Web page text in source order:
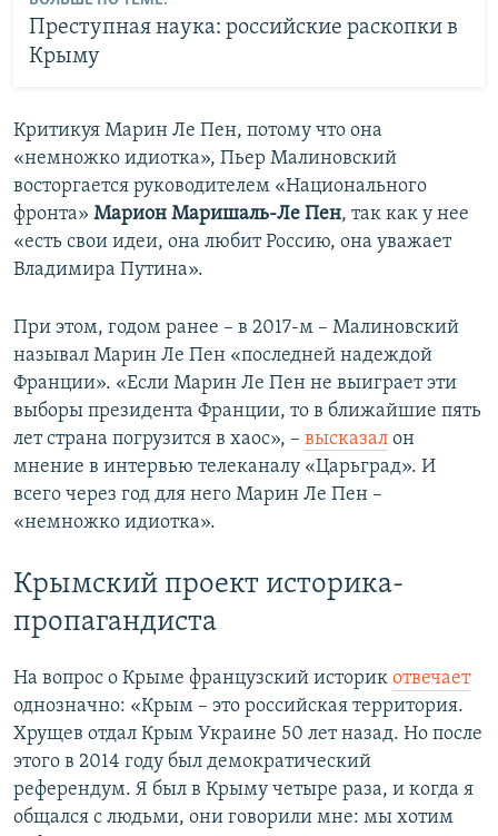
Преступная наука: российские раскопки в
Крыму
Критикуя Марин Ле Пен, потому что она
«немножко идиотка», Пьер Малиновский
восторгается руководителем «Национального
фронта» Марион Маришаль-Ле Пен, так как у нее
«есть свои идеи, она любит Россию, она уважает
Владимира Путина».
При этом, годом ранее – в 2017-м – Малиновский
называл Марин Ле Пен «последней надеждой
Франции». «Если Марин Ле Пен не выиграет эти
выборы президента Франции, то в ближайшие пять
лет страна погрузится в хаос», – высказал он
мнение в интервью телеканалу «Царьград». И
всего через год для него Марин Ле Пен –
«немножко идиотка».
Крымский проект историка-
пропагандиста
На вопрос о Крыме французский историк отвечает
однозначно: «Крым – это российская территория.
Хрущев отдал Крым Украине 50 лет назад. Но после
этого в 2014 году был демократический
референдум. Я был в Крыму четыре раза, и когда я
общался с людьми, они говорили мне: мы хотим